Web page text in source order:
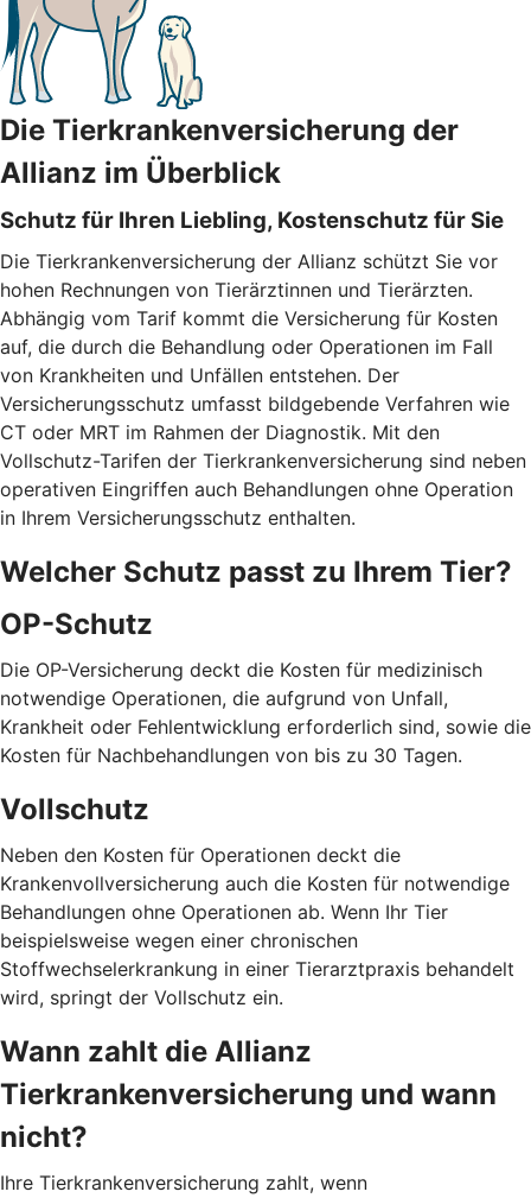
Die Tierkrankenversicherung der
Allianz im Überblick
Schutz für Ihren Liebling, Kostenschutz für Sie
Die Tierkrankenversicherung der Allianz schützt Sie vor
hohen Rechnungen von Tierärztinnen und Tierärzten.
Abhängig vom Tarif kommt die Versicherung für Kosten
auf, die durch die Behandlung oder Operationen im Fall
von Krankheiten und Unfällen entstehen. Der
Versicherungsschutz umfasst bildgebende Verfahren wie
CT oder MRT im Rahmen der Diagnostik. Mit den
Vollschutz-Tarifen der Tierkrankenversicherung sind neben
operativen Eingriffen auch Behandlungen ohne Operation
in Ihrem Versicherungsschutz enthalten.
Welcher Schutz passt zu Ihrem Tier?
OP-Schutz
Die OP-Versicherung deckt die Kosten für medizinisch
notwendige Operationen, die aufgrund von Unfall,
Krankheit oder Fehlentwicklung erforderlich sind, sowie die
Kosten für Nachbehandlungen von bis zu 30 Tagen.
Vollschutz
Neben den Kosten für Operationen deckt die
Krankenvollversicherung auch die Kosten für notwendige
Behandlungen ohne Operationen ab. Wenn Ihr Tier
beispielsweise wegen einer chronischen
Stoffwechselerkrankung in einer Tierarztpraxis behandelt
wird, springt der Vollschutz ein.
Wann zahlt die Allianz
Tierkrankenversicherung und wann
nicht?
Ihre Tierkrankenversicherung zahlt, wenn